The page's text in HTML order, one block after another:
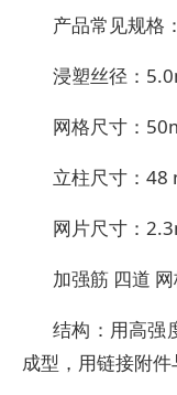
产品常见规格：
浸塑丝径：
网格尺寸：
立柱尺寸：
网片尺寸：
加强筋 四道
结构：用高强
成型，用链接附件